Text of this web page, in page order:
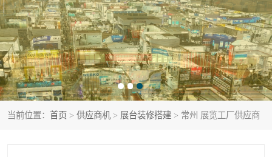
当前位置： 首页 > 供应商机 > 展台装修搭建 > 常州 展览工厂供应商
展台装修搭建 活动会议执行
展厅装修 专柜制作
展会装修设计 展会搭建
活动策划 展会服务